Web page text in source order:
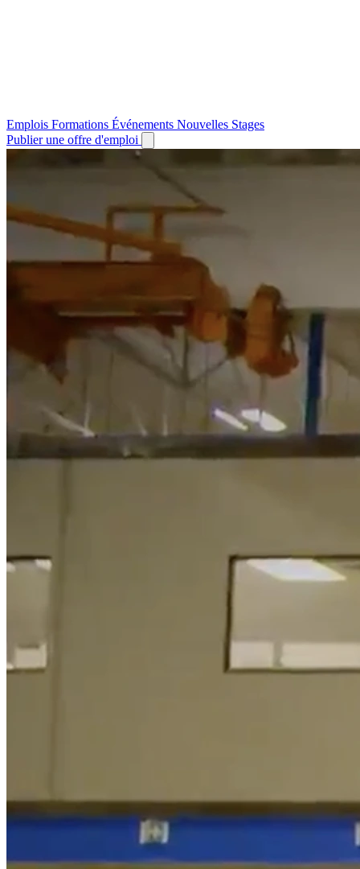
Emplois Formations Événements Nouvelles Stages
Publier une offre d'emploi